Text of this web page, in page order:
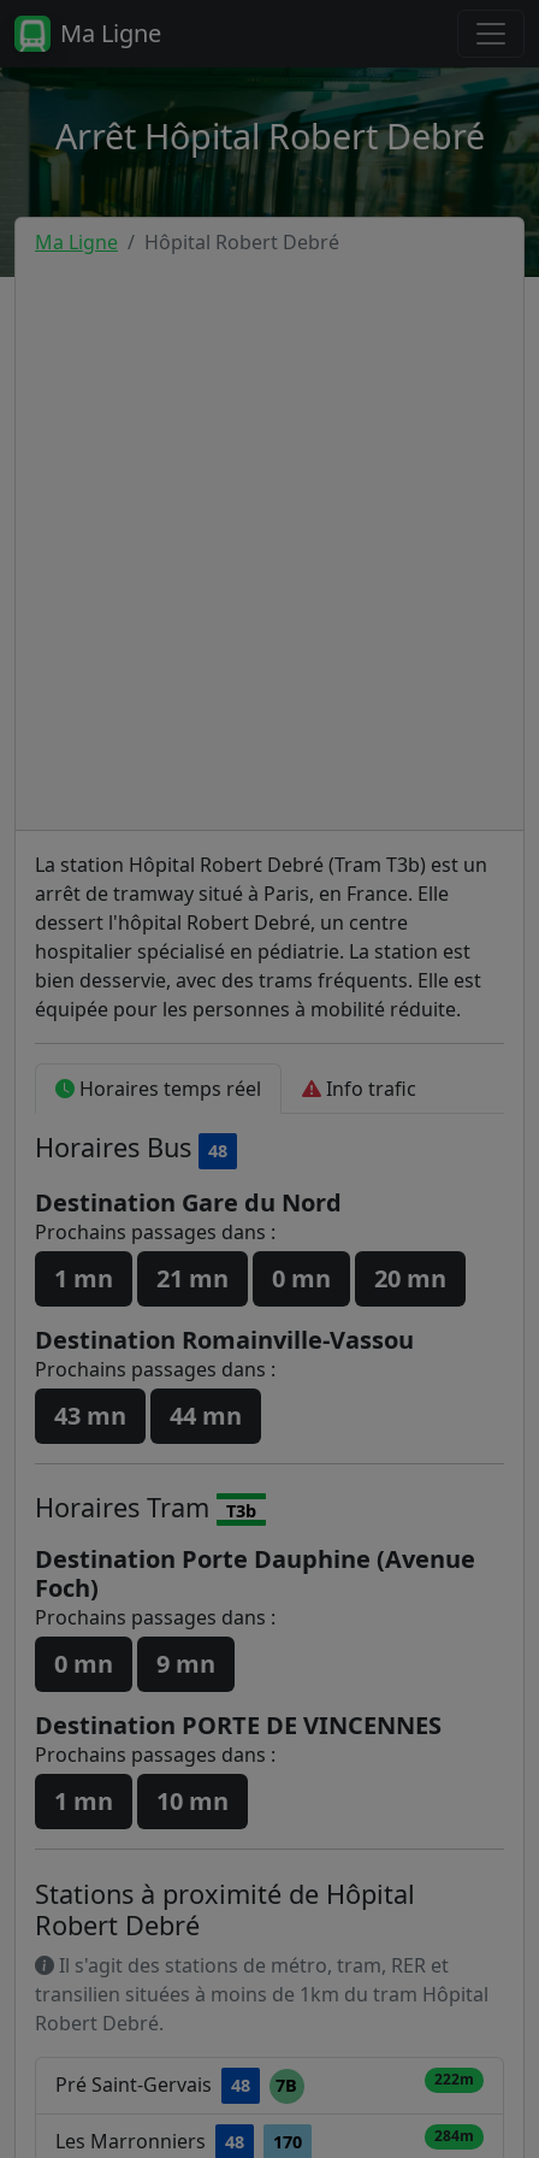
Ma Ligne
Arrêt Hôpital Robert Debré
Ma Ligne Hôpital Robert Debré
La station Hôpital Robert Debré (Tram T3b) est un
arrêt de tramway situé à Paris, en France. Elle
dessert l'hôpital Robert Debré, un centre
hospitalier spécialisé en pédiatrie. La station est
bien desservie, avec des trams fréquents. Elle est
équipée pour les personnes à mobilité réduite.
Horaires temps réel Info trafic
Horaires Bus 48
Destination Gare du Nord
Prochains passages dans :
1 mn 21 mn 0 mn
20 mn
Destination Romainville-Vassou
Prochains passages dans :
43 mn 44 mn
Horaires Tram T3b
Destination Porte Dauphine (Avenue
Foch)
Prochains passages dans :
0 mn
9 mn
Destination PORTE DE VINCENNES
Prochains passages dans :
1 mn 10 mn
Stations à proximité de Hôpital
Robert Debré
Il s'agit des stations de métro, tram, RER et
transilien situées à moins de 1km du tram Hôpital
Robert Debré.
Pré Saint-Gervais 48 7B 222m
Les Marronniers 48 170 284m